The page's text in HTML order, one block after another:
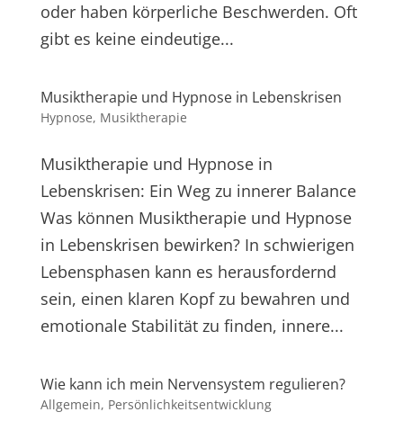
oder haben körperliche Beschwerden. Oft
gibt es keine eindeutige...
Musiktherapie und Hypnose in Lebenskrisen
Hypnose, Musiktherapie
Musiktherapie und Hypnose in
Lebenskrisen: Ein Weg zu innerer Balance
Was können Musiktherapie und Hypnose
in Lebenskrisen bewirken? In schwierigen
Lebensphasen kann es herausfordernd
sein, einen klaren Kopf zu bewahren und
emotionale Stabilität zu finden, innere...
Wie kann ich mein Nervensystem regulieren?
Allgemein, Persönlichkeitsentwicklung